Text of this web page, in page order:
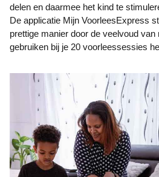
delen en daarmee het kind te
De applicatie Mijn VoorleesExpress
prettige manier door de veelvoud
gebruiken bij je 20 voorleessessies